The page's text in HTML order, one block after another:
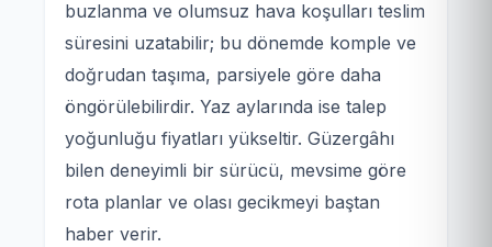
buzlanma ve olumsuz hava koşulları teslim
süresini uzatabilir; bu dönemde komple ve
doğrudan taşıma, parsiyele göre daha
öngörülebilirdir. Yaz aylarında ise talep
yoğunluğu fiyatları yükseltir. Güzergâhı
bilen deneyimli bir sürücü, mevsime göre
rota planlar ve olası gecikmeyi baştan
haber verir.